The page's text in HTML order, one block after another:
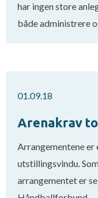
har ingen store
både administrere
01.09.18
Arenakrav
Arrangementene
utstillingsvindu.
arrangementet er